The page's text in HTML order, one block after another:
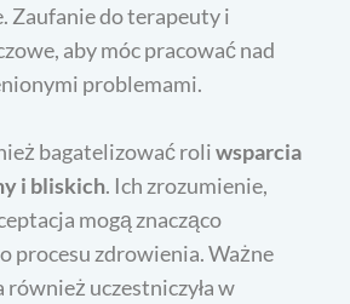
Zaufanie do terapeuty i
aby móc pracować nad
problemami.
bagatelizować roliwsparcia
i bliskich. Ich zrozumienie,
mogą znacząco
procesu zdrowienia. Ważne
również uczestniczyła w